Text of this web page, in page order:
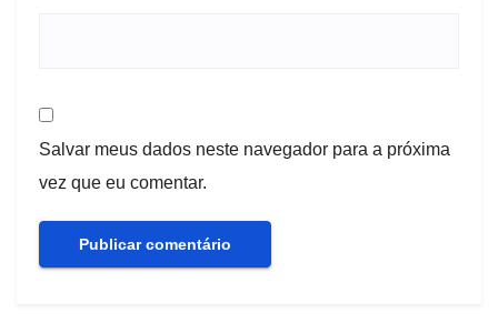
Salvar meus dados neste navegador para a próxima
vez que eu comentar.